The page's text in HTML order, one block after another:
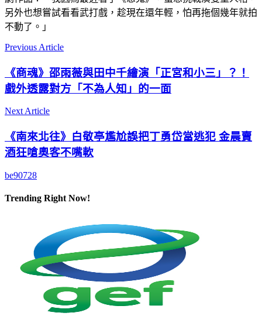
另外也想嘗試看看武打戲，趁現在還年輕，怕再拖個幾年就拍
不動了。」
Previous Article
《商魂》邵雨薇與田中千繪演「正宮和小三」？！
戲外透露對方「不為人知」的一面
Next Article
《南來北往》白敬亭尷尬誤把丁勇岱當逃犯 金晨賣
酒狂嗆奧客不嘴軟
be90728
Trending Right Now!